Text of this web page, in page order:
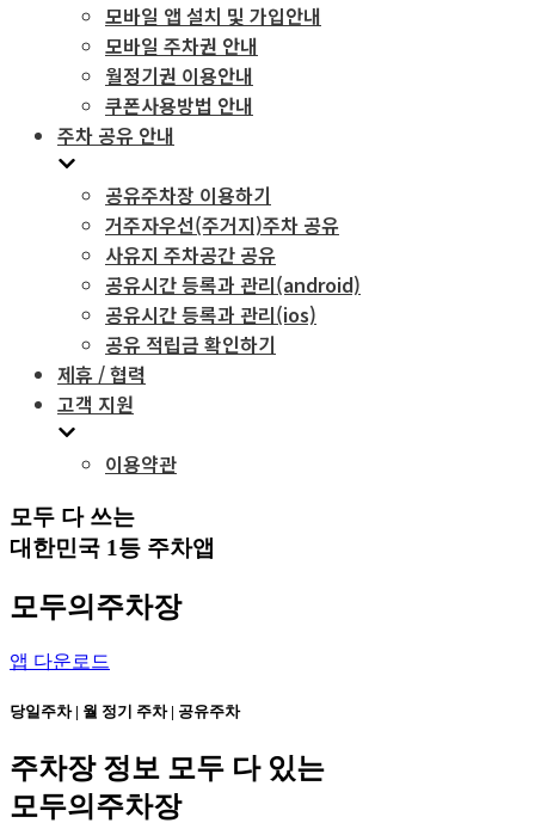
모바일 앱 설치 및 가입안내
모바일 주차권 안내
월정기권 이용안내
쿠폰사용방법 안내
주차 공유 안내
공유주차장 이용하기
거주자우선(주거지)주차 공유
사유지 주차공간 공유
공유시간 등록과 관리(android)
공유시간 등록과 관리(ios)
공유 적립금 확인하기
제휴 / 협력
고객 지원
이용약관
모두 다 쓰는
대한민국 1등 주차앱
모두의주차장
앱 다운로드
당일주차 | 월 정기 주차 | 공유주차
주차장 정보 모두 다 있는
모두의주차장